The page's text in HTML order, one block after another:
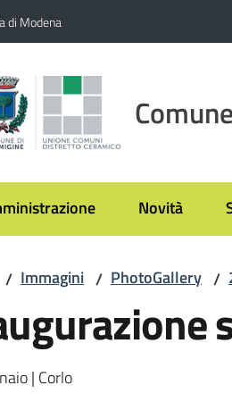
di Modena
Novità
/ Immagini / PhotoGallery /
| Corlo